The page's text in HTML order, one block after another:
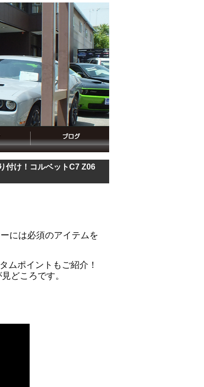
付け！コルベットC7 Z06
には必須のアイテムを
ムポイントもご紹介！
どころです。